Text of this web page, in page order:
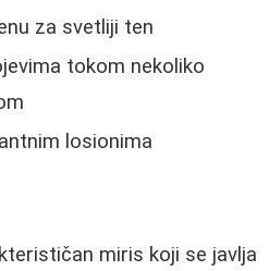
za svetliji ten
tokom nekoliko
losionima
miris koji se javlja